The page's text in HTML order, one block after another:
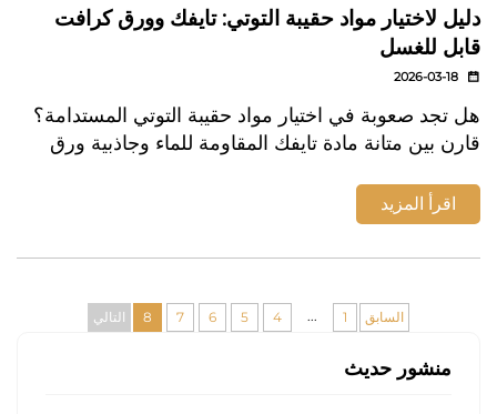
منشور حديث
دليل لاختيار مواد حقيبة التوتي: تايفك وورق كرافت
قابل للغسل
2026-03-18
هل تجد صعوبة في اختيار مواد حقيبة التوتي المستدامة؟
قارن بين متانة مادة تايفك المقاومة للماء وجاذبية ورق
يناسب علامتك التجارية ونمط حياتك — و...
اقرأ المزيد
السابق 1
...
4
5
6
7
8 التالي